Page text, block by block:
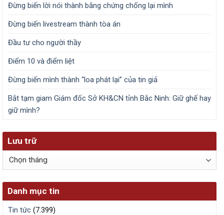
Đừng biến lời nói thành bằng chứng chống lại mình
Đừng biến livestream thành tòa án
Đầu tư cho người thầy
Điểm 10 và điểm liệt
Đừng biến mình thành “loa phát lại” của tin giả
Bắt tạm giam Giám đốc Sở KH&CN tỉnh Bắc Ninh: Giữ ghế hay
giữ mình?
Lưu trữ
Lưu
Danh mục tin
Tin tức (7.399)